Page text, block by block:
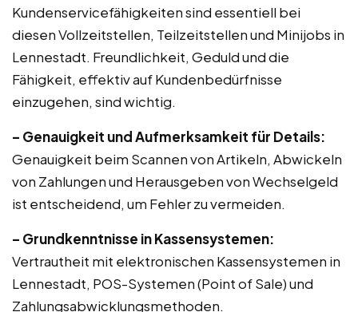
Kundenservicefähigkeiten sind essentiell bei
diesen Vollzeitstellen, Teilzeitstellen und Minijobs in
Lennestadt. Freundlichkeit, Geduld und die
Fähigkeit, effektiv auf Kundenbedürfnisse
einzugehen, sind wichtig.
– Genauigkeit und Aufmerksamkeit für Details:
Genauigkeit beim Scannen von Artikeln, Abwickeln
von Zahlungen und Herausgeben von Wechselgeld
ist entscheidend, um Fehler zu vermeiden.
– Grundkenntnisse in Kassensystemen:
Vertrautheit mit elektronischen Kassensystemen in
Lennestadt, POS-Systemen (Point of Sale) und
Zahlungsabwicklungsmethoden.